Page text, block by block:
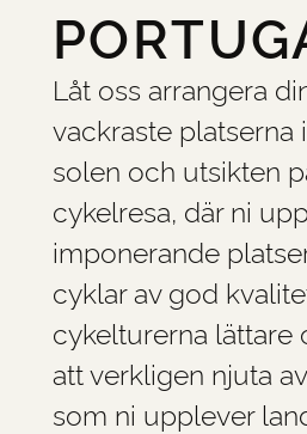
Låt oss arrangera
vackraste platserna
solen och utsikten
cykelresa, där ni
imponerande
cyklar av god
cykelturerna
att verkligen njuta
som ni upplever